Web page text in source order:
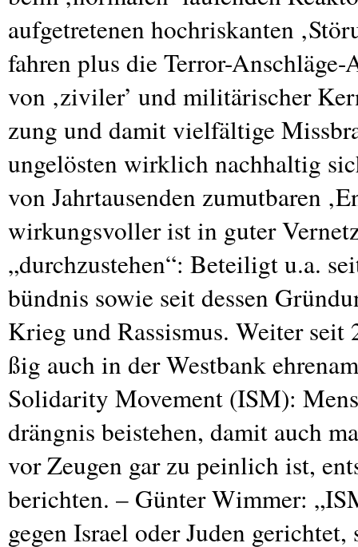
aufgetretenen hochriskanten
fahren plus die Terror-
von ‚ziviler’ und militärischer
zung und damit vielfältige
ungelösten wirklich nachhaltig
von Jahrtausenden zumutbaren
wirkungsvoller ist in guter
„durchzustehen“: Beteiligt u.a.
bündnis sowie seit dessen
Krieg und Rassismus. Weiter seit
ßig auch in der Westbank
Solidarity Movement (ISM):
drängnis beistehen, damit auch
vor Zeugen gar zu peinlich ist,
berichten. – Günter Wimmer:
gegen Israel oder Juden